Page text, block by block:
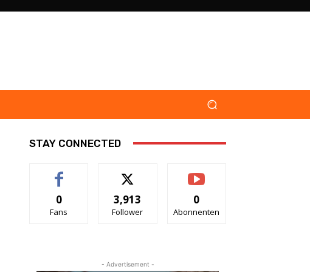
STAY CONNECTED
0
Fans
3,913
Follower
0
Abonnenten
- Advertisement -